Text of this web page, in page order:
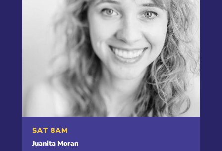
SAT 8AM
Juanita Moran